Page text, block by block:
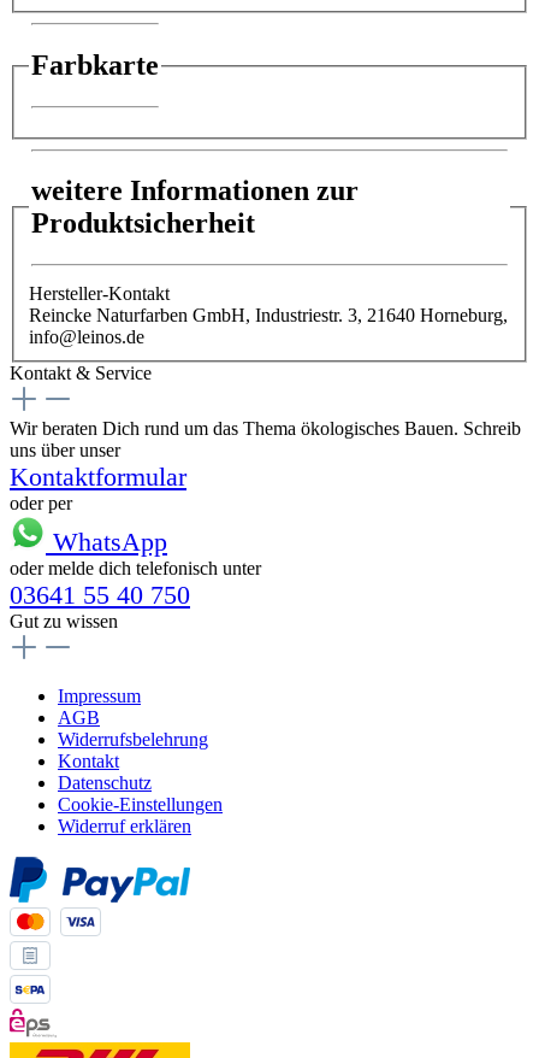
Farbkarte
weitere Informationen zur
Produktsicherheit
Hersteller-Kontakt
Reincke Naturfarben GmbH, Industriestr. 3, 21640 Horneburg,
info@leinos.de
Kontakt & Service
Wir beraten Dich rund um das Thema ökologisches Bauen. Schreib
uns über unser
Kontaktformular
oder per
WhatsApp
oder melde dich telefonisch unter
03641 55 40 750
Gut zu wissen
Impressum
AGB
Widerrufsbelehrung
Kontakt
Datenschutz
Cookie-Einstellungen
Widerruf erklären